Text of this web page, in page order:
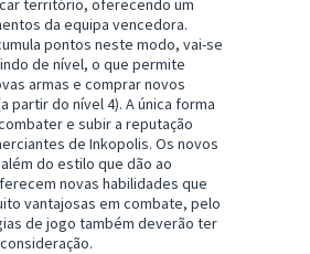
território, oferecendo um
da equipa vencedora.
pontos neste modo, vai-se
de nível, o que permite
armas e comprar novos
partir do nível 4). A única forma
e subir a reputação
de Inkopolis. Os novos
do estilo que dão ao
novas habilidades que
vantajosas em combate, pelo
de jogo também deverão ter